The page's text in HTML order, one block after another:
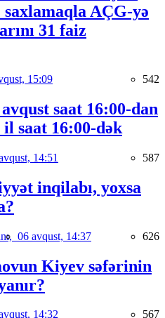
saxlamaqla AÇG-yə
31 faiz
15:09 542
saat 16:00-dan
il saat 16:00-dək
14:51 587
inqilabı, yoxsa
06 avqust, 14:37 626
Kiyev səfərinin
14:32 567